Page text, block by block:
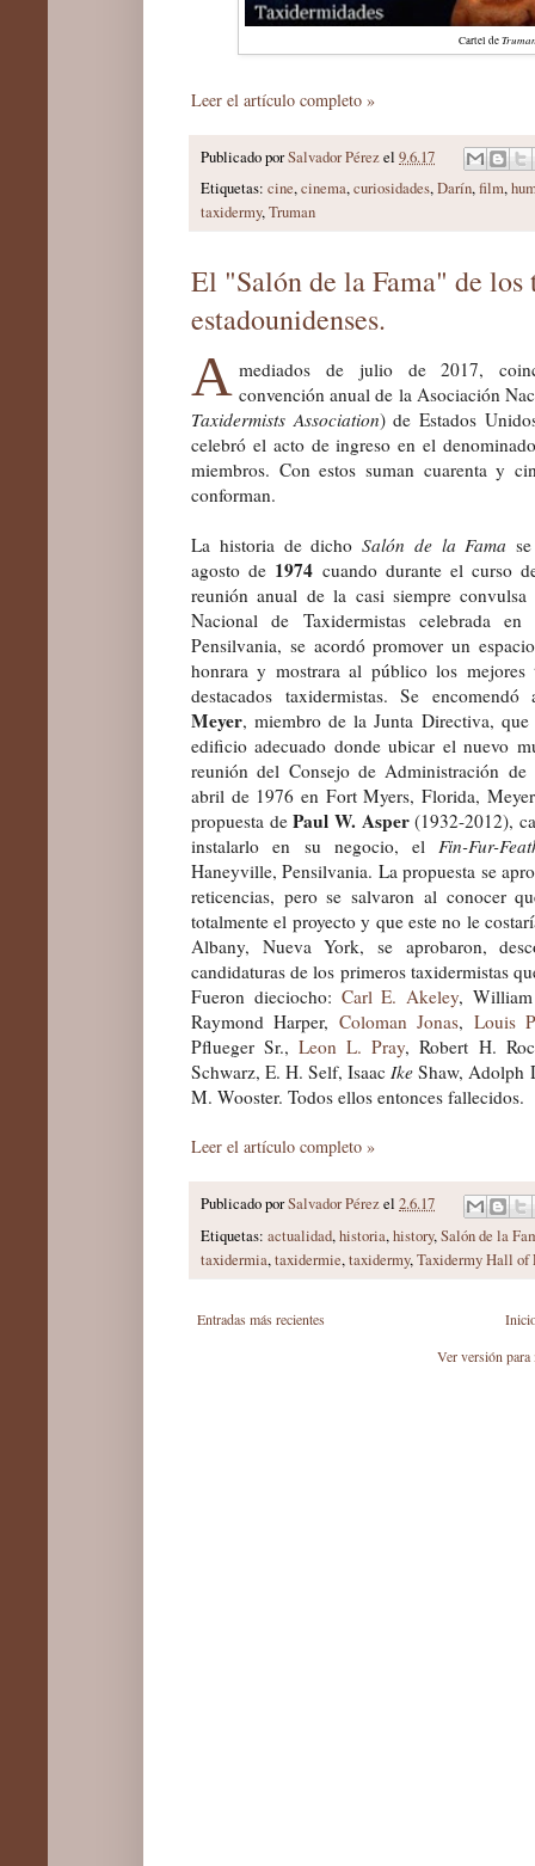
Cartel de
Leer el artículo completo »
Publicado porSalvador Pérezel 9.6.17
Etiquetas: cine,cinema,curiosidades,Darín,film,
taxidermy,Truman
El "Salón de la Fama" de los
estadounidenses.
A mediados de julio de 2017,
convención anual de la Asociación
Taxidermists Association) de Estados
celebró el acto de ingreso en el
miembros. Con estos suman cuarenta y
conforman.
La historia de dichoSalón de la Fama
agosto de 1974 cuando durante el curso
reunión anual de la casi siempre convulsa
Nacional de Taxidermistas celebrada en
Pensilvania, se acordó promover un
honrara y mostrara al público los mejores
destacados taxidermistas. Se
Meyer, miembro de la Junta Directiva, que
edificio adecuado donde ubicar el nuevo
reunión del Consejo de Administración
abril de 1976 en Fort Myers, Florida,
propuesta dePaul W. Asper(1932-2012),
instalarlo en su negocio, elFin-Fur-
Haneyville, Pensilvania. La propuesta se
reticencias, pero se salvaron al conocer
totalmente el proyecto y que este no le
Albany, Nueva York, se aprobaron,
candidaturas de los primeros taxidermistas
Fueron dieciocho: Carl E. Akeley,
Raymond Harper, Coloman Jonas, Louis
Pflueger Sr.,Leon L. Pray, Robert H.
Schwarz, E. H. Self, IsaacIke Shaw, Adolph
M. Wooster. Todos ellos entonces fallecidos.
Leer el artículo completo »
Publicado porSalvador Pérezel 2.6.17
Etiquetas: actualidad,historia,history,Salón de la
taxidermia,taxidermie,taxidermy,Taxidermy Hall of
Entradas más recientes
Ver versión para